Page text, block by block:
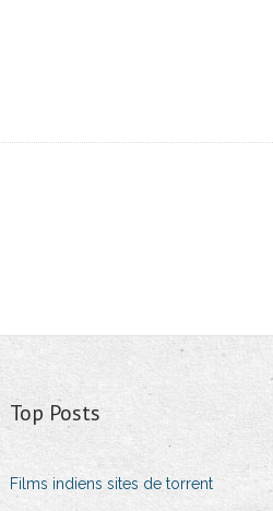
Top Posts
Films indiens sites de torrent